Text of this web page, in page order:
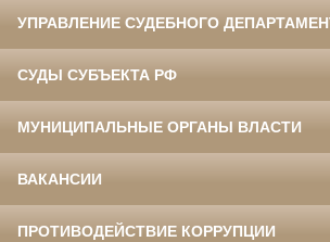
УПРАВЛЕНИЕ СУДЕБНОГО
СУДЫ СУБЪЕКТА РФ
МУНИЦИПАЛЬНЫЕ ОРГАНЫ ВЛАСТИ
ВАКАНСИИ
ПРОТИВОДЕЙСТВИЕ КОРРУПЦИИ